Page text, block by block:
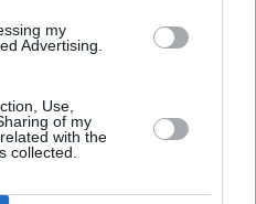
my
Advertising.
Use,
of my
with the
collected.
naladění na Skylinku
a kabelové televizi, ©
cookies•Inzerce
Kontakt